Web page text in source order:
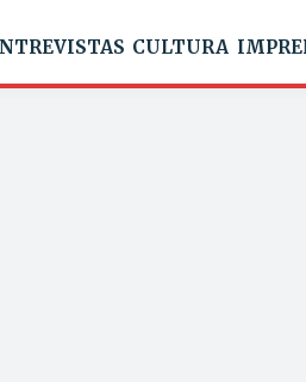
CULTURA